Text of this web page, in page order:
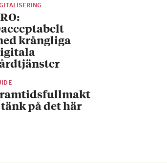
krångliga
tänk på det här